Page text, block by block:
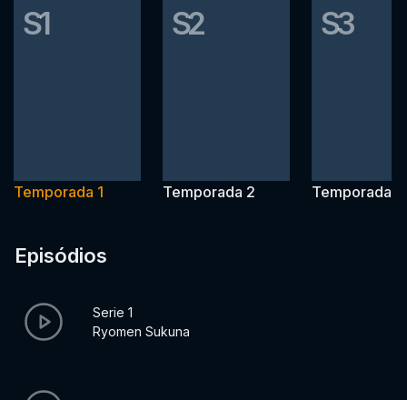
S1
Temporada 1
S2
Temporada 2
S3
Temporada 3
Episódios
Serie 1
Ryomen Sukuna